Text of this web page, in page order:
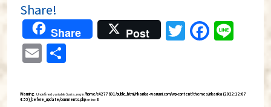
Share!
Share Post Twitter
Email
Warning: Undefined variable $aria_req in/home/c4277801/public_html/rikarika-warumi.com/wp-content/themes/rikarika (2022:12:07
4:55)_before_update/comments.phpon line 8